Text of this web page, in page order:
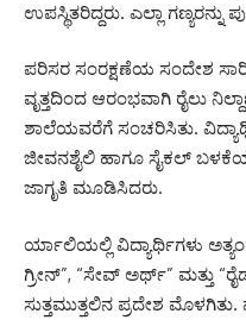
ಉಪಸ್ಥಿತರಿದ್ದರು. ಎಲ್ಲಾ ಗಣ್ಯರನ್ನು
ಪರಿಸರ ಸಂರಕ್ಷಣೆಯ ಸಂದೇಶ
ವೃತ್ತದಿಂದ ಆರಂಭವಾಗಿ ರೈಲು
ಶಾಲೆಯವರೆಗೆ ಸಂಚರಿಸಿತು.
ಜೀವನಶೈಲಿ ಹಾಗೂ ಸೈಕಲ್
ಜಾಗೃತಿ ಮೂಡಿಸಿದರು.
ರ್ಯಾಲಿಯಲ್ಲಿ ವಿದ್ಯಾರ್ಥಿಗಳು
ಗ್ರೀನ್”, “ಸೇವ್ ಅರ್ಥ್” ಮತ್ತು
ಸುತ್ತಮುತ್ತಲಿನ ಪ್ರದೇಶ